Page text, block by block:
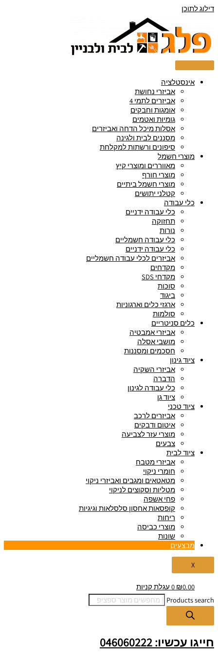
דילוג לתוכן
אינסטלציה
אביזרי נחושת
אביזרים לתמי 4
אומגות וחבקים
גומיות ואטמים
אסלות מיכל הדחה ואביזרים
מסננים לבית ולגינה
סיפונים ורשתות למקלחת
מוצרי חשמל
מאווררים ומוצרי קיץ
מוצרי חורף
מוצרי חשמל ביתיים
קטלני יתושים
כלי עבודה
כלי עבודה ידניים
תחזוקה
נורות
כלי עבודה חשמליים
כלי עבודה ידניים
אביזרים לכלי עבודה חשמליים
מקדחים
מקדחי SDS
סוכות
ביגוד
ארגזי כלים וארגוניות
סולמות
כלים סניטריים
אביזרי אמבטיה
מושבי אסלה
חסכמים ומסננות
ציוד גינון
אביזרי השקיה
הדברה
כלי עבודה לגינון
ציוד גן
ציוד טכני
אביזרים לרכב
איטום ודבקים
מוצרי עזר לצביעה
צבעים
ציוד לבית
אביזרי מטבח
חומרי ניקוי
מטאטאים ומגבים ואביזרי ניקוי
מטליות וסקוצים לניקוי
פחי אשפה
קופסאות אחסון סלסלאות וגיגיות
ריחות
מוצרי כביסה
שונות
מבצעים
X
₪0.00
0 עגלת קניות
Products search
חייגו עכשיו: 046060222